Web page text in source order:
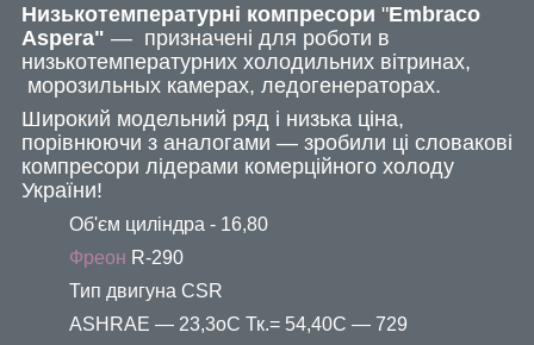
Низькотемпературні компресори "Embraco
Aspera" — призначені для роботи в
низькотемпературних холодильних вітринах,
морозильных камерах, ледогенераторах.
Широкий модельний ряд і низька ціна,
порівнюючи з аналогами — зробили ці словакові
компресори лідерами комерційного холоду
України!
Об'єм циліндра - 16,80
Фреон R-290
Тип двигуна CSR
ASHRAE — 23,3oС Тк.= 54,40С — 729